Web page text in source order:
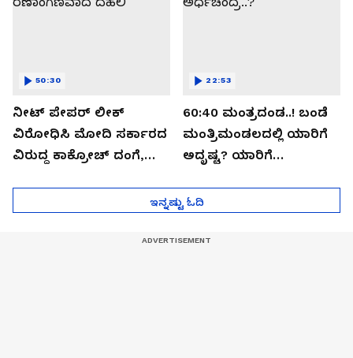
ನೀಟ್ ಪೇಪರ್ ಲೀಕ್
ವಿರೋಧಿಸಿ ಮೋದಿ ಸರ್ಕಾರದ
ವಿರುದ್ದ ಕಾಕ್ರೋಚ್ ದಂಗೆ,
50:30
60:40 ಮಂತ್ರದಂಡ..! ಬಂಡೆ
ಮಂತ್ರಿಮಂಡಲದಲ್ಲಿ ಯಾರಿಗೆ
ಅದೃಷ್ಟ? ಯಾರಿಗೆ
22:53
ಇನ್ನಷ್ಟು ಓದಿ